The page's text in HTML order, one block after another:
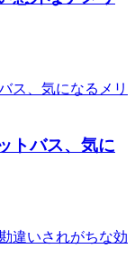
トバス、気に